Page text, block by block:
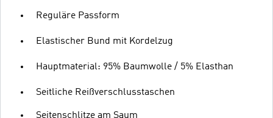
Reguläre Passform
Elastischer Bund mit Kordelzug
Hauptmaterial: 95% Baumwolle / 5% Elasthan
Seitliche Reißverschlusstaschen
Seitenschlitze am Saum